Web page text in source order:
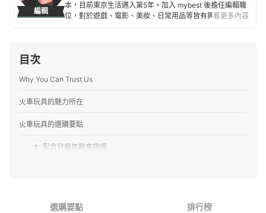
編輯
本，目前東京生活邁入第5年。加入 mybest 後擔任編輯職
位，對於遊戲、電影、美妝、日常用品等皆有興趣及研究
看更多內容
目次
Why You Can Trust Us
火車玩具的魅力所在
火車玩具的選購要點
1 配合兒童年齡來挑選
選購要點 排行榜